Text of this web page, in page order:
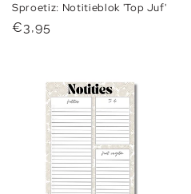
Sproetiz: Notitieblok 'Top Juf'
Normale
€3,95